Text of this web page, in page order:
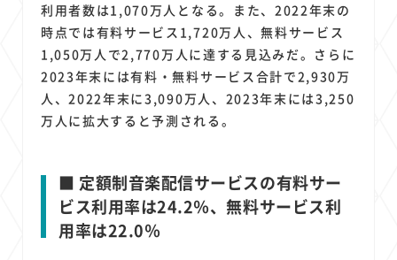
利用者数は1,070万人となる。また、2022年末の
時点では有料サービス1,720万人、無料サービス
1,050万人で2,770万人に達する見込みだ。さらに
2023年末には有料・無料サービス合計で2,930万
人、2022年末に3,090万人、2023年末には3,250
万人に拡大すると予測される。
■ 定額制音楽配信サービスの有料サー
ビス利用率は24.2％、無料サービス利
用率は22.0％